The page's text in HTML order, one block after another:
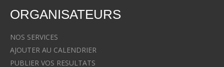
ORGANISATEURS
NOS SERVICES
AJOUTER AU CALENDRIER
PUBLIER VOS RESULTATS